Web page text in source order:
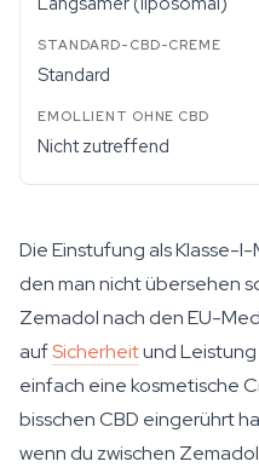
Standard
Nicht zutreffend
Die Einstufung als Klasse-
den man nicht übersehen
Zemadol nach den EU-
aufSicherheitund
einfach eine kosmetische
bisschen CBD eingerührt
wenn du zwischen